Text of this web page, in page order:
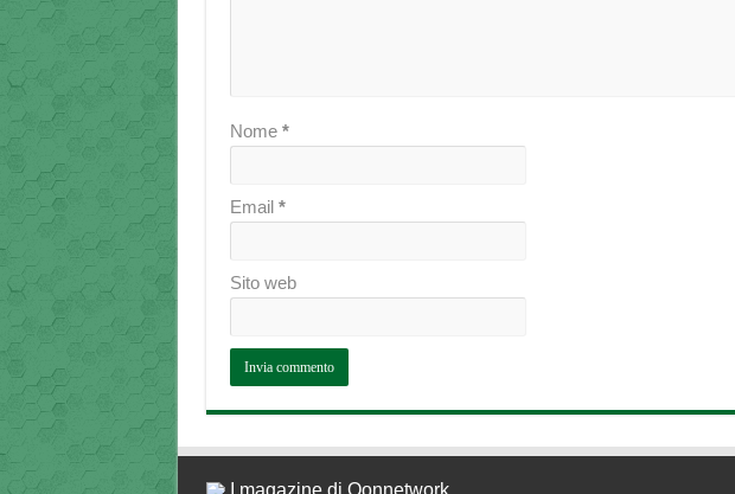
Nome *
Email *
Sito web